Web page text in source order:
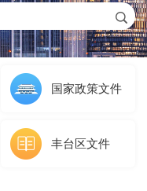
国家政策文件
丰台区文件